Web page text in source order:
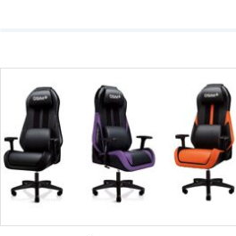
- 500k đẹp mắt nhé.